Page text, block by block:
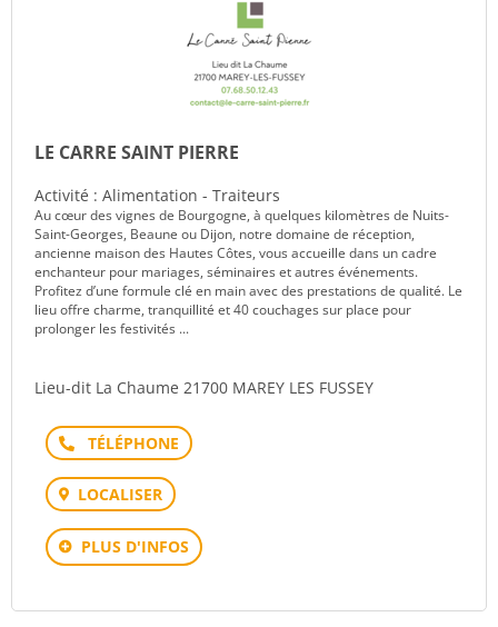
LE CARRE SAINT PIERRE
Activité : Alimentation - Traiteurs
Au cœur des vignes de Bourgogne, à quelques kilomètres de Nuits-
Saint-Georges, Beaune ou Dijon, notre domaine de réception,
ancienne maison des Hautes Côtes, vous accueille dans un cadre
enchanteur pour mariages, séminaires et autres événements.
Profitez d’une formule clé en main avec des prestations de qualité. Le
lieu offre charme, tranquillité et 40 couchages sur place pour
prolonger les festivités ...
Lieu-dit La Chaume 21700 MAREY LES FUSSEY
Téléphone
LOCALISER
PLUS D'INFOS